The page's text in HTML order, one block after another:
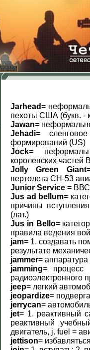
Jarhead=
пехоты США (букв. -
Jawan=
Jehadi=
формирований (US)
Jock=
королевских частей
Jolly Green Giant
вертолета CH-53
Junior Service = ВВС
Jus ad bellum=
причины
(лат.)
Jus in Bello=
правила ведения
jam= 1. создавать
результате
jammer=
jamming= процесс
радиоэлектронного
jeep= легкий
jeopardize=
jerrycan=
jet= 1. реактивный
реактивный
двигатель, j. fuel =
jettison=